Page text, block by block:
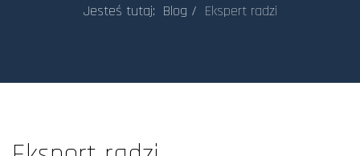
Jesteś tutaj: Blog Ekspert radzi